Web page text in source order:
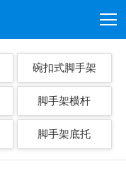
碗扣式脚手架
脚手架横杆
脚手架底托